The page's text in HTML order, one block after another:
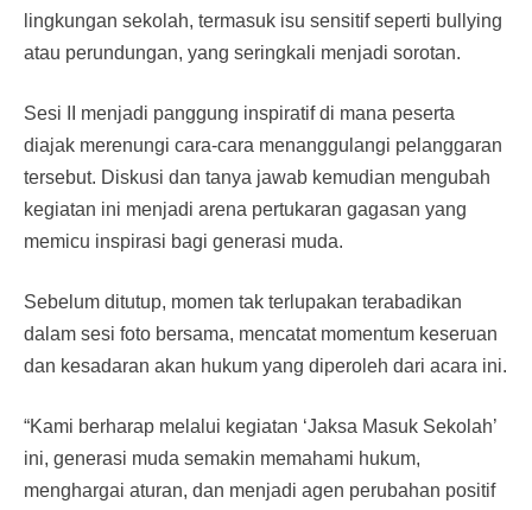
lingkungan sekolah, termasuk isu sensitif seperti bullying
atau perundungan, yang seringkali menjadi sorotan.
Sesi II menjadi panggung inspiratif di mana peserta
diajak merenungi cara-cara menanggulangi pelanggaran
tersebut. Diskusi dan tanya jawab kemudian mengubah
kegiatan ini menjadi arena pertukaran gagasan yang
memicu inspirasi bagi generasi muda.
Sebelum ditutup, momen tak terlupakan terabadikan
dalam sesi foto bersama, mencatat momentum keseruan
dan kesadaran akan hukum yang diperoleh dari acara ini.
“Kami berharap melalui kegiatan ‘Jaksa Masuk Sekolah’
ini, generasi muda semakin memahami hukum,
menghargai aturan, dan menjadi agen perubahan positif